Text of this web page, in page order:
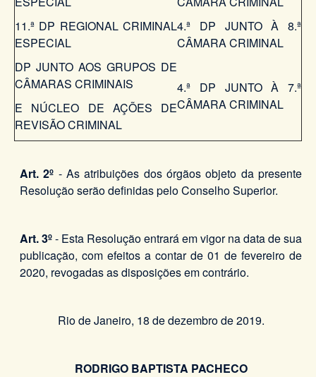
11.ª DP REGIONAL CRIMINAL
ESPECIAL
4.ª DP JUNTO À 8.ª
CÂMARA CRIMINAL
DP JUNTO AOS GRUPOS DE
CÂMARAS CRIMINAIS
E NÚCLEO DE AÇÕES DE
REVISÃO CRIMINAL
4.ª DP JUNTO À 7.ª
CÂMARA CRIMINAL
Art. 2º - As atribuições dos órgãos objeto da presente
Resolução serão definidas pelo Conselho Superior.
Art. 3º- Esta Resolução entrará em vigor na data de sua
publicação, com efeitos a contar de 01 de fevereiro de
2020, revogadas as disposições em contrário.
Rio de Janeiro, 18 de dezembro de 2019.
RODRIGO BAPTISTA PACHECO